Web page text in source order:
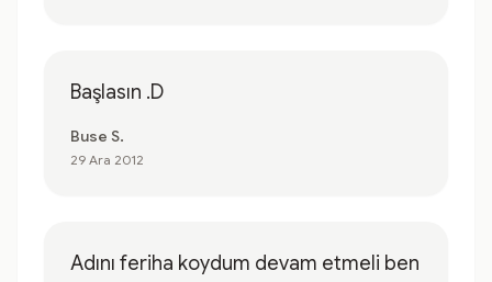
Başlasın .D
Buse S.
29 Ara 2012
Adını feriha koydum devam etmeli ben